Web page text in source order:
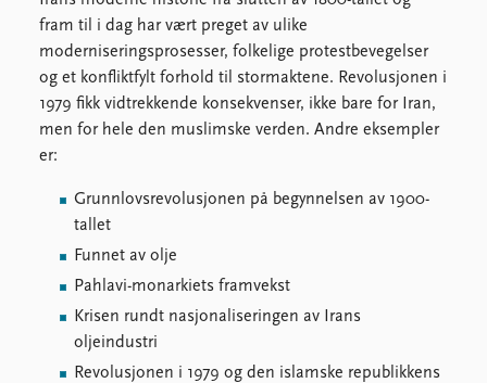
Publications
Latest publications
Publication archive
Commentary
Newsletters
Journals
People
Current staff
Alphabetical list
PRIO board
Global Fellows
Data About PRIO
Careers
Library
Contact
fram til i dag har vært preget av ulike
moderniseringsprosesser, folkelige protestbevegelser
og et konfliktfylt forhold til stormaktene. Revolusjonen i
1979 fikk vidtrekkende konsekvenser, ikke bare for Iran,
men for hele den muslimske verden. Andre eksempler
er:
Grunnlovsrevolusjonen på begynnelsen av 1900-
tallet
Funnet av olje
Pahlavi-monarkiets framvekst
Krisen rundt nasjonaliseringen av Irans
oljeindustri
Revolusjonen i 1979 og den islamske republikkens